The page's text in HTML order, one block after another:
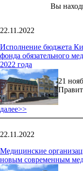
Вы
22.11.2022
Исполнение бюджета
фонда обязательного
2022 года
21
далее>>
22.11.2022
Медицинские
новым современным